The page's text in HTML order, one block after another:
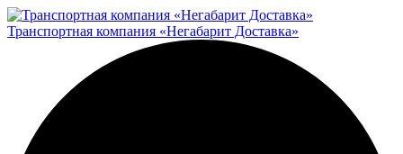
Транспортная компания «Негабарит Доставка»